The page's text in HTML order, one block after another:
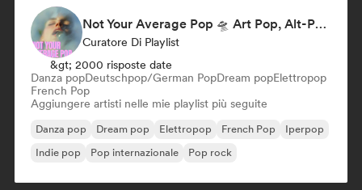
Not Your Average Pop 🛸 Art Pop, Alt-Pop & Indie Pop
Curatore Di Playlist
&gt; 2000 risposte date
Danza popDeutschpop/German PopDream popElettropop
French Pop
Aggiungere artisti nelle mie playlist più seguite
Danza pop Dream pop Elettropop French Pop
Iperpop
Indie pop
Pop internazionale Pop rock